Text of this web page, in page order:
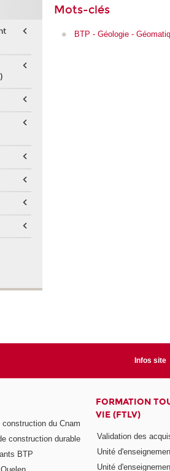
Mots-clés
BTP - Géologie -
Infos site
du Cnam
construction durable
BTP
FORMATION
VIE (FTLV)
Validation des
Unité
Unité